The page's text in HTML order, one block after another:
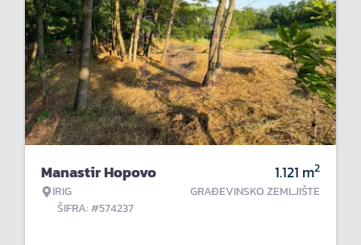
Manastir Hopovo
IRIG
ŠIFRA: #574237
1.121 m2
GRAĐEVINSKO ZEMLJIŠTE